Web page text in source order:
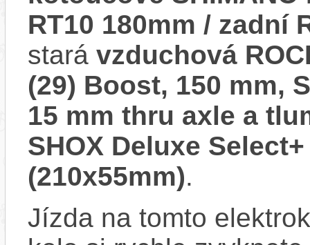
RT10 180mm / zadní
stará vzduchová
(29) Boost, 150 mm,
15 mm thru axle a
SHOX Deluxe
(210x55mm).
Jízda na tomto